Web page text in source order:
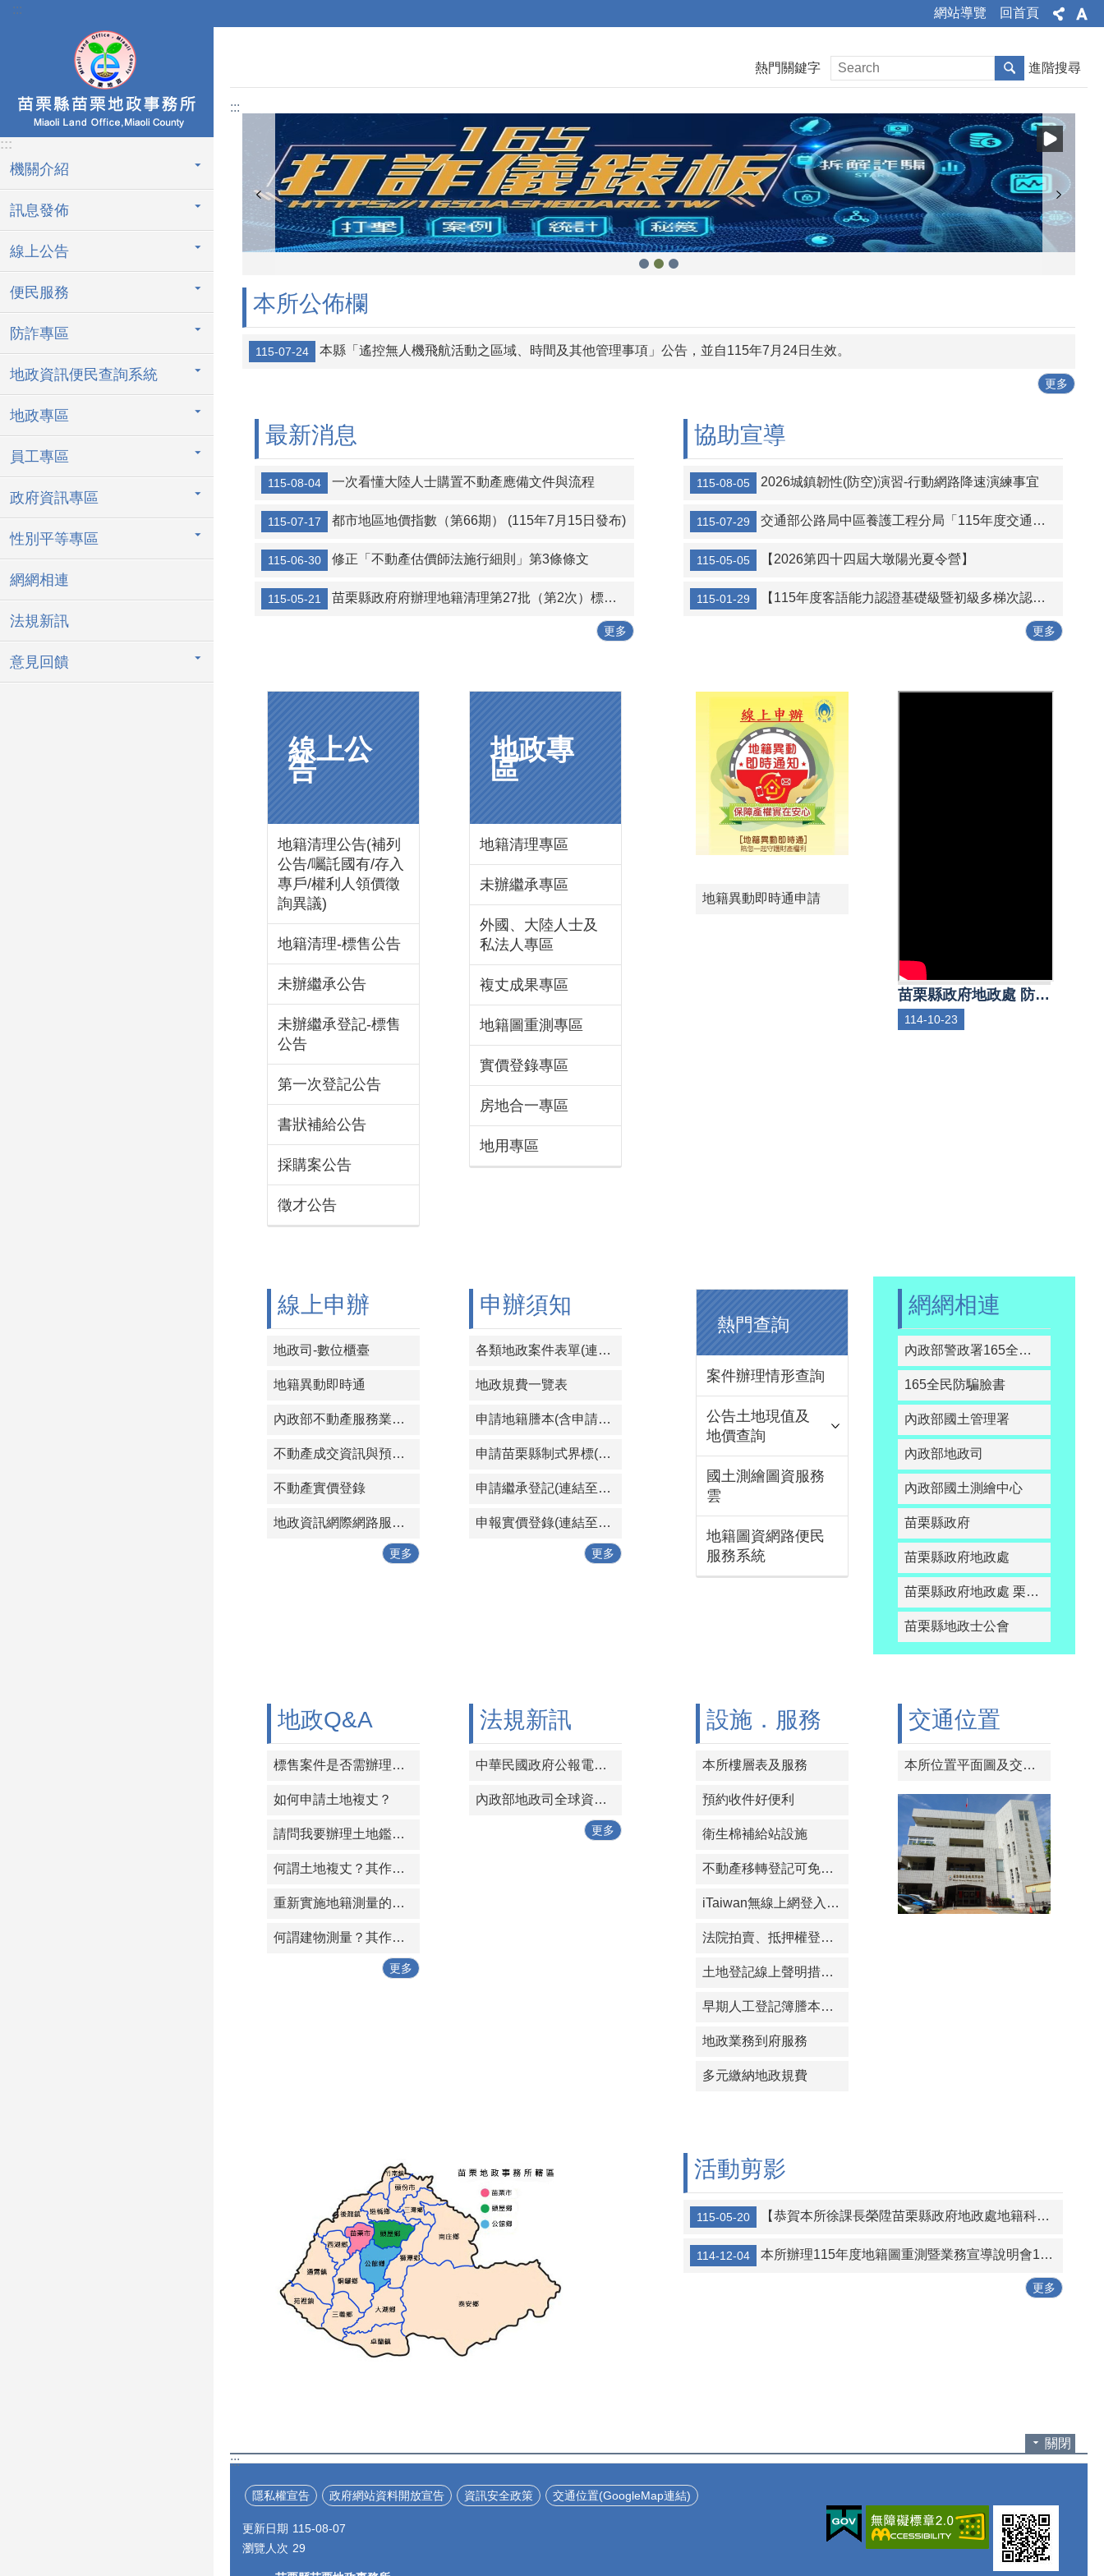
跳到主要內容區塊
::: 網站導覽 回首頁
:::
機關介紹
訊息發佈
線上公告
便民服務
防詐專區
地政資訊便民查詢系統
地政專區
員工專區
政府資訊專區
性別平等專區
網網相連
法規新訊
意見回饋
熱門關鍵字 進階搜尋
:::
本所公佈欄
115-07-24 本縣「遙控無人機飛航活動之區域、時間及其他管理事項」公告，並自115年7月24日生效。
更多
最新消息
115-08-04 一次看懂大陸人士購置不動產應備文件與流程
115-07-17 都市地區地價指數（第66期） (115年7月15日發布)
115-06-30 修正「不動產估價師法施行細則」第3條條文
115-05-21 苗栗縣政府府辦理地籍清理第27批（第2次）標售作業，自即日起辦理公告標售作業
更多
協助宣導
115-08-05 2026城鎮韌性(防空)演習-行動網路降速演練事宜
115-07-29 交通部公路局中區養護工程分局「115年度交通部公路局中區養護工程分局競標購買經管省道私有既成道路土地」第2次招標公告
115-05-05 【2026第四十四屆大墩陽光夏令營】
115-01-29 【115年度客語能力認證基礎級暨初級多梯次認證報名事宜】
更多
線上公
告
地籍清理公告(補列
公告/囑託國有/存入
專戶/權利人領價徵
詢異議)
地籍清理-標售公告
未辦繼承公告
未辦繼承登記-標售
公告
第一次登記公告
書狀補給公告
採購案公告
徵才公告
地政專
區
地籍清理專區
未辦繼承專區
外國、大陸人士及
私法人專區
複丈成果專區
地籍圖重測專區
實價登錄專區
房地合一專區
地用專區
地籍異動即時通申請
苗栗縣政府地政處 防詐宣導影片-防詐不打烊
114-10-23
線上申辦
地政司-數位櫃臺
地籍異動即時通
內政部不動產服務業資訊系統
不動產成交資訊與預售屋資訊申報網
不動產實價登錄
地政資訊網際網路服務(內政部地政司)
更多
申辦須知
各類地政案件表單(連結至地政司網站)
地政規費一覽表
申請地籍謄本(含申請「隱匿第二類謄本部分住址資料」等)
申請苗栗縣制式界標(請洽本所櫃檯)
申請繼承登記(連結至本所未辦繼承專區-公告提醒事項)
申報實價登錄(連結至本所實價登錄專區)
更多
熱門查詢
案件辦理情形查詢
公告土地現值及
地價查詢
國土測繪圖資服務
雲
地籍圖資網路便民
服務系統
網網相連
內政部警政署165全民防騙網
165全民防騙臉書
內政部國土管理署
內政部地政司
內政部國土測繪中心
苗栗縣政府
苗栗縣政府地政處
苗栗縣政府地政處 栗智網
苗栗縣地政士公會
地政Q&A
標售案件是否需辦理實價登錄？向法院標購法拍屋，是否需辦理實價登錄？
如何申請土地複丈？
請問我要辦理土地鑑界應檢附那些文件？
何謂土地複丈？其作業項目有那些？
重新實施地籍測量的重測(地籍圖重測)結果，應經過那些程序才算確定？
何謂建物測量？其作業項目有那些？
更多
法規新訊
中華民國政府公報電子全文查詢
內政部地政司全球資訊網-法規新訊
更多
設施．服務
本所樓層表及服務
預約收件好便利
衛生棉補給站設施
不動產移轉登記可免附紙本稅單
iTaiwan無線上網登入方式於點選同意使用條款後即可上網
法院拍賣、抵押權登記可跨縣市受理
土地登記線上聲明措施，免當事人親自到場核對身分
早期人工登記簿謄本全面電子化 開放跨縣市臨櫃申請
地政業務到府服務
多元繳納地政規費
交通位置
本所位置平面圖及交通路線
活動剪影
115-05-20 【恭賀本所徐課長榮陞苗栗縣政府地政處地籍科科長 】115.5.20
114-12-04 本所辦理115年度地籍圖重測暨業務宣導說明會114.12.1
更多
關閉
:::
隱私權宣告 政府網站資料開放宣告 資訊安全政策 交通位置(GoogleMap連結)
更新日期 115-08-07
瀏覽人次 29